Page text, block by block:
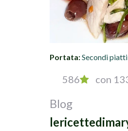
Portata:Secondi piatti
586 con
Blog